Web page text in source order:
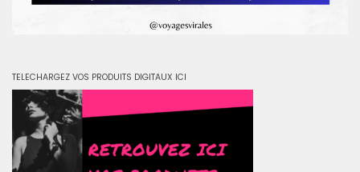
TELECHARGEZ VOS PRODUITS DIGITAUX ICI